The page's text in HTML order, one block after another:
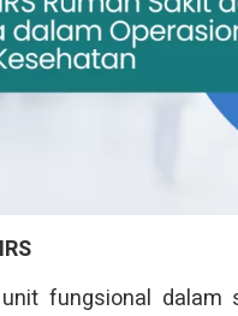
fungsional